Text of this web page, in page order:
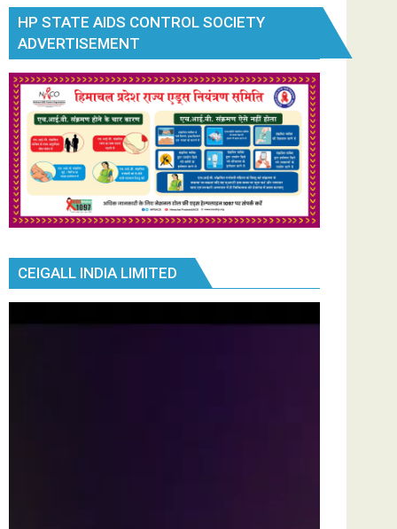
HP STATE AIDS CONTROL SOCIETY
ADVERTISEMENT
CEIGALL INDIA LIMITED